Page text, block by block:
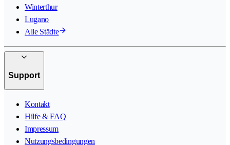
Winterthur
Lugano
Alle Städte
Support
Kontakt
Hilfe & FAQ
Impressum
Nutzungsbedingungen